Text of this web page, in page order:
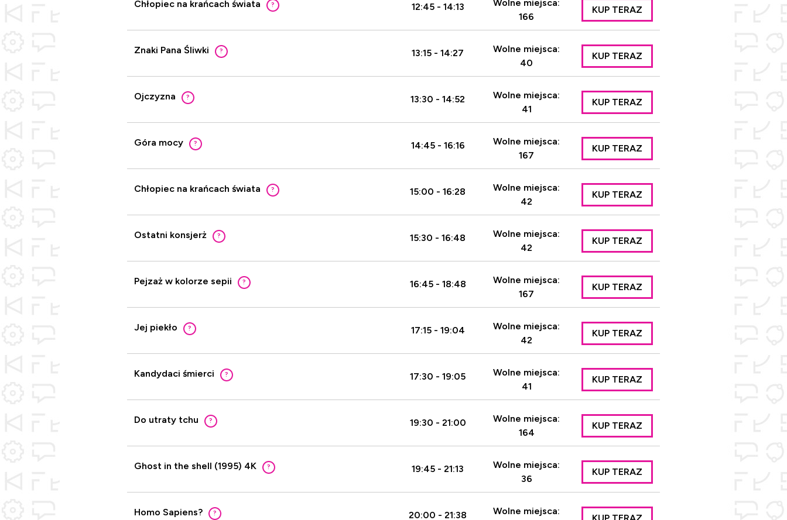
Chłopiec na krańcach świata ? 12:45 - 14:13
Wolne miejsca:
166
KUP TERAZ
Znaki Pana Śliwki ? 13:15 - 14:27
Wolne miejsca:
40
KUP TERAZ
Ojczyzna ? 13:30 - 14:52
Wolne miejsca:
41
KUP TERAZ
Góra mocy ? 14:45 - 16:16
Wolne miejsca:
167
KUP TERAZ
Chłopiec na krańcach świata ? 15:00 - 16:28
Wolne miejsca:
42
KUP TERAZ
Ostatni konsjerż ? 15:30 - 16:48
Wolne miejsca:
42
KUP TERAZ
Pejzaż w kolorze sepii ? 16:45 - 18:48
Wolne miejsca:
167
KUP TERAZ
Jej piekło ? 17:15 - 19:04
Wolne miejsca:
42
KUP TERAZ
Kandydaci śmierci ? 17:30 - 19:05
Wolne miejsca:
41
KUP TERAZ
Do utraty tchu ? 19:30 - 21:00
Wolne miejsca:
164
KUP TERAZ
Ghost in the shell (1995) 4K ? 19:45 - 21:13
Wolne miejsca:
36
KUP TERAZ
Homo Sapiens? ? 20:00 - 21:38
Wolne miejsca: